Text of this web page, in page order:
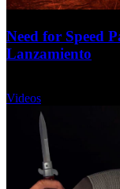
Need for Speed
Lanzamiento
Videos